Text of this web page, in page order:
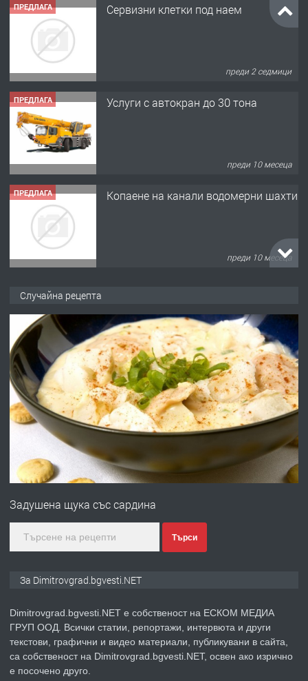
ПРЕДЛАГА Сервизни клетки под наем
преди 2 седмици
ПРЕДЛАГА Услуги с автокран до 30 тона
преди 10 месеца
ПРЕДЛАГА Копаене на канали водомерни шахти
преди 10 месеца
преди 11 месеца
ПРЕДЛАГА
Отпушване на канали тоалетни
вертикални щрангове
преди 11 месеца
ПРЕДЛАГА Онлайн магазин за всички!
преди 2 месеца
ПРЕДЛАГА Къща в Странско
Случайна рецепта
Задушена щука със сардина
Търси
За Dimitrovgrad.bgvesti.NET
Dimitrovgrad.bgvesti.NET е собственост на ЕСКОМ МЕДИА
ГРУП ООД. Всички статии, репортажи, интервюта и други
текстови, графични и видео материали, публикувани в сайта,
са собственост на Dimitrovgrad.bgvesti.NET, освен ако изрично
е посочено друго.